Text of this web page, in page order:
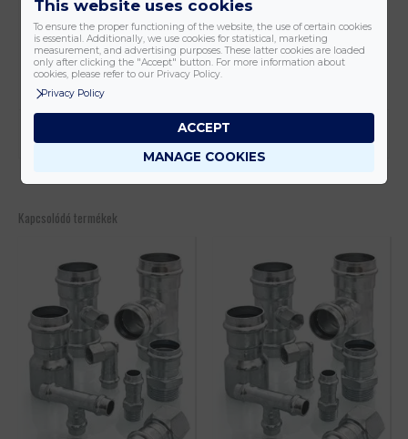
Leírás
10 db/ csomag
Még nincsenek értékelések.
írhatnak véleményt.
Kapcsolódó termékek
This website uses cookies
To ensure the proper functioning of the website, the use of certain cookies
is essential. Additionally, we use cookies for statistical, marketing
measurement, and advertising purposes. These latter cookies are loaded
only after clicking the "Accept" button. For more information about
cookies, please refer to our Privacy Policy.
Privacy Policy
MANAGE COOKIES
ACCEPT